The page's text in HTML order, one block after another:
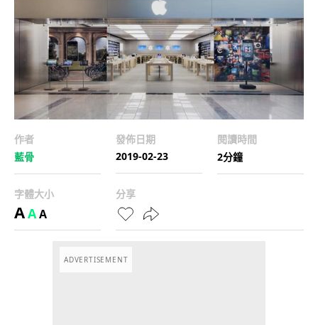
作者
藍骨
發佈日期
2019-02-23
閱讀時間
2分鐘
字體大小
AAA
分享
ADVERTISEMENT